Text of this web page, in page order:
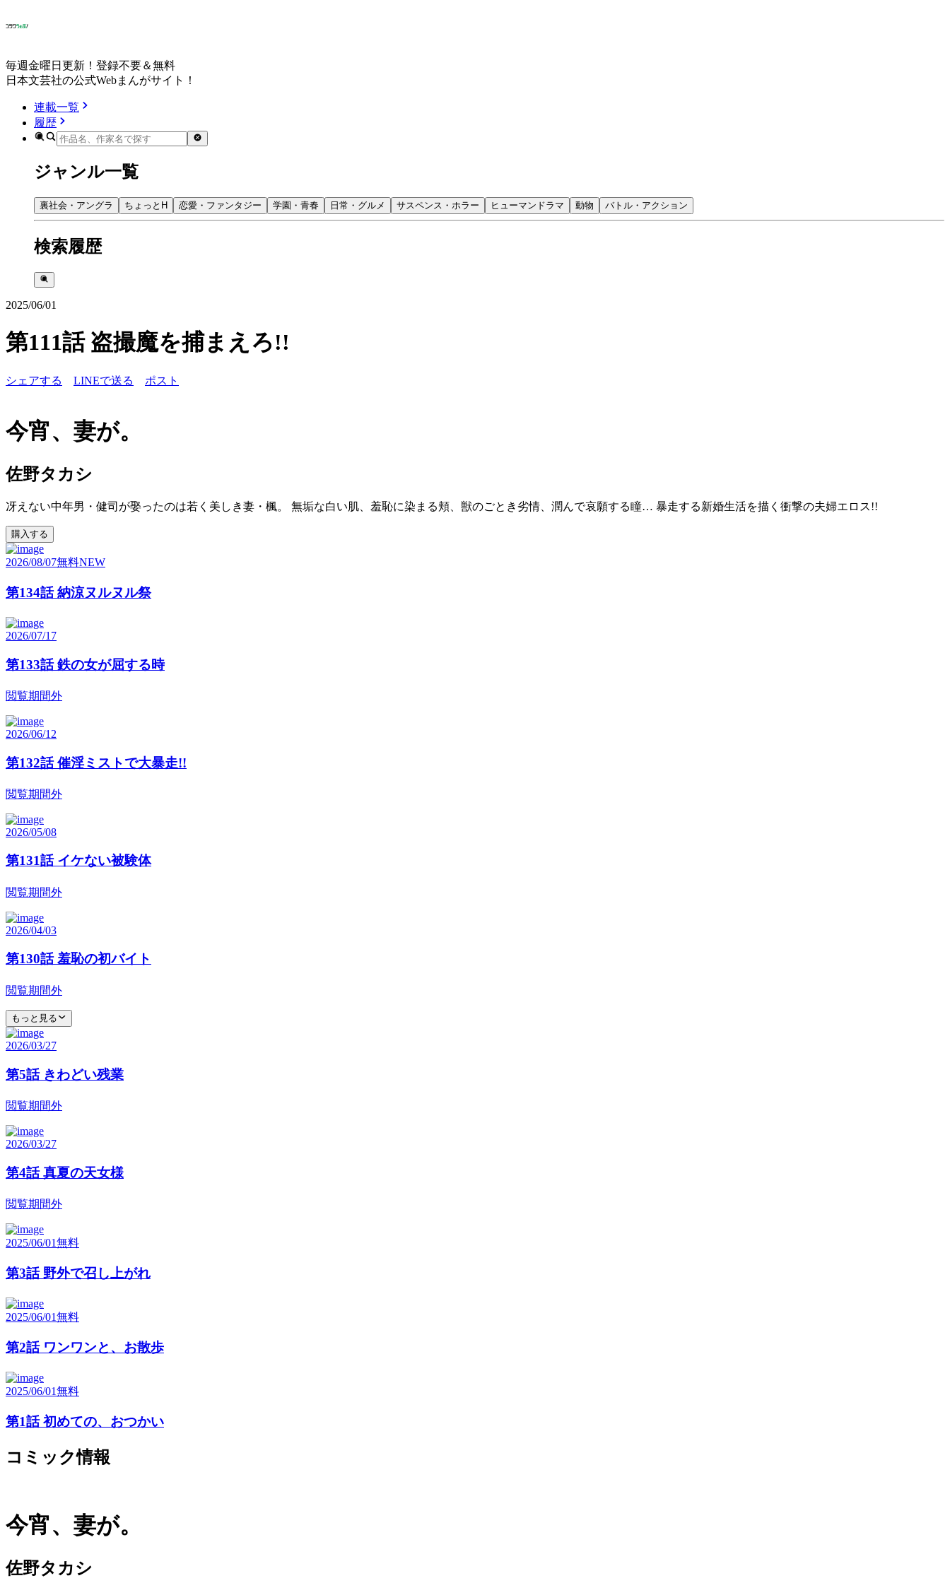
毎週金曜日更新！登録不要＆無料
日本文芸社の公式Webまんがサイト！
連載一覧
履歴
ジャンル一覧
裏社会・アングラ ちょっとH 恋愛・ファンタジー 学園・青春 日常・グルメ サスペンス・ホラー ヒューマンドラマ 動物 バトル・アクション
検索履歴
2025/06/01
第111話 盗撮魔を捕まえろ!!
シェアする LINEで送る ポスト
今宵、妻が。
佐野タカシ
冴えない中年男・健司が娶ったのは若く美しき妻・楓。 無垢な白い肌、羞恥に染まる頬、獣のごとき劣情、潤んで哀願する瞳… 暴走する新婚生活を描く衝撃の夫婦エロス!!
購入する
2026/08/07無料NEW
第134話 納涼ヌルヌル祭
2026/07/17
第133話 鉄の女が屈する時
閲覧期間外
2026/06/12
第132話 催淫ミストで大暴走!!
閲覧期間外
2026/05/08
第131話 イケない被験体
閲覧期間外
2026/04/03
第130話 羞恥の初バイト
閲覧期間外
もっと見る
2026/03/27
第5話 きわどい残業
閲覧期間外
2026/03/27
第4話 真夏の天女様
閲覧期間外
2025/06/01無料
第3話 野外で召し上がれ
2025/06/01無料
第2話 ワンワンと、お散歩
2025/06/01無料
第1話 初めての、おつかい
コミック情報
今宵、妻が。
佐野タカシ